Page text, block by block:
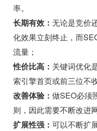
率。
长期有效：无论是竞价
化效果立刻终止，而
流量；
性价比高： 关键词优化
索引擎首页或前三位不
改善体验：做SEO必须
则，因此需要不断改进
扩展性强：可以不断扩